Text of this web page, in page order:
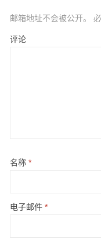
邮箱地址不会被公开。
评论
名称 *
电子邮件 *